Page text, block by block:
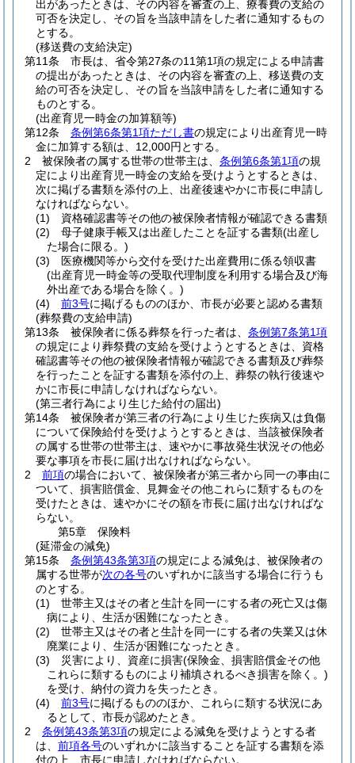
出があったときは、その内容を審査の上、療養費の支給の
可否を決定し、その旨を当該申請をした者に通知するもの
とする。
(移送費の支給決定)
第11条
市長は、省令第27条の11第1項の規定による申請書
の提出があったときは、その内容を審査の上、移送費の支
給の可否を決定し、その旨を当該申請をした者に通知する
ものとする。
(出産育児一時金の加算額等)
第12条
条例第6条第1項ただし書の規定により出産育児一時
金に加算する額は、12,000円とする。
2
被保険者の属する世帯の世帯主は、 条例第6条第1項の規
定により出産育児一時金の支給を受けようとするときは、
次に掲げる書類を添付の上、出産後速やかに市長に申請し
なければならない。
(1)
資格確認書等その他の被保険者情報が確認できる書類
(2)
母子健康手帳又は出産したことを証する書類(出産し
た場合に限る。)
(3)
医療機関等から交付を受けた出産費用に係る領収書
(出産育児一時金等の受取代理制度を利用する場合及び海
外出産である場合を除く。)
(4)
前3号に掲げるもののほか、市長が必要と認める書類
(葬祭費の支給申請)
第13条
被保険者に係る葬祭を行った者は、 条例第7条第1項
の規定により葬祭費の支給を受けようとするときは、資格
確認書等その他の被保険者情報が確認できる書類及び葬祭
を行ったことを証する書類を添付の上、葬祭の執行後速や
かに市長に申請しなければならない。
(第三者行為により生じた給付の届出)
第14条
被保険者が第三者の行為により生じた疾病又は負傷
について保険給付を受けようとするときは、当該被保険者
の属する世帯の世帯主は、速やかに事故発生状況その他必
要な事項を市長に届け出なければならない。
2
前項の場合において、被保険者が第三者から同一の事由に
ついて、損害賠償金、見舞金その他これらに類するものを
受けたときは、速やかにその額を市長に届け出なければな
らない。
第5章
保険料
(延滞金の減免)
第15条
条例第43条第3項の規定による減免は、被保険者の
属する世帯が次の各号のいずれかに該当する場合に行うも
のとする。
(1)
世帯主又はその者と生計を同一にする者の死亡又は傷
病により、生活が困難になったとき。
(2)
世帯主又はその者と生計を同一にする者の失業又は休
廃業により、生活が困難になったとき。
(3)
災害により、資産に損害(保険金、損害賠償金その他
これらに類するものにより補填されるべき損害を除く。)
を受け、納付の資力を失ったとき。
(4)
前3号に掲げるもののほか、これらに類する状況にあ
るとして、市長が認めたとき。
2
条例第43条第3項の規定による減免を受けようとする者
は、 前項各号のいずれかに該当することを証する書類を添
付の上、市長に申請しなければならない。